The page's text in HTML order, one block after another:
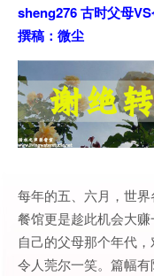
sheng276 古时父母
撰稿：微尘
每年的五、六月，世界
餐馆更是趁此机会大
自己的父母那个年代
令人莞尔一笑。篇幅有